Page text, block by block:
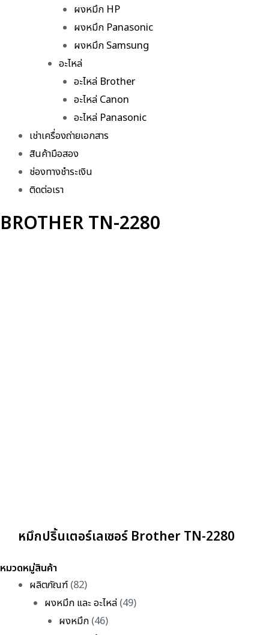
ผงหมึก HP
ผงหมึก Panasonic
ผงหมึก Samsung
อะไหล่
อะไหล่ Brother
อะไหล่ Canon
อะไหล่ Panasonic
เช่าเครื่องถ่ายเอกสาร
สินค้ามือสอง
ช่องทางชำระเงิน
ติดต่อเรา
BROTHER TN-2280
หมึกปริ้นเตอร์เลเซอร์ Brother TN-2280
หมวดหมู่สินค้า
ผลิตภัณฑ์ (82)
ผงหมึก และ อะไหล่(49)
ผงหมึก (46)